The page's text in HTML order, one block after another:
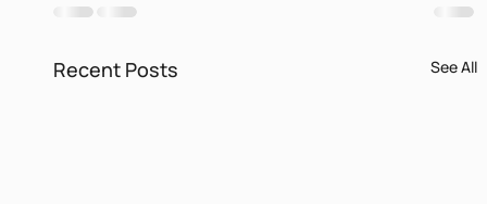
Recent Posts See All